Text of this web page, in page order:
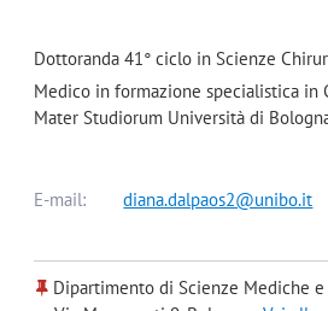
Dottoranda 41° ciclo in Scienze
Medico in formazione specialistica in
Mater Studiorum Università di
E-mail: diana.dalpaos2@unibo.it
Dipartimento di Scienze Mediche e